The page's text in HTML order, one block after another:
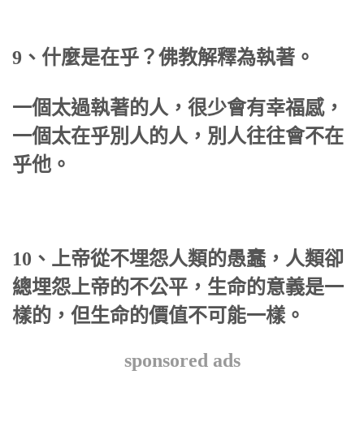
9、什麼是在乎？佛教解釋為執著。
一個太過執著的人，很少會有幸福感，
一個太在乎別人的人，別人往往會不在
乎他。
10、上帝從不埋怨人類的愚蠢，人類卻
總埋怨上帝的不公平，生命的意義是一
樣的，但生命的價值不可能一樣。
sponsored ads